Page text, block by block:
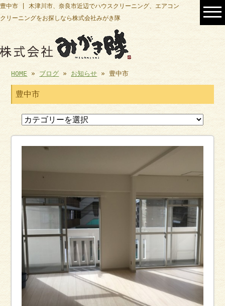
豊中市 | 木津川市、奈良市近辺でハウスクリーニング、エアコン
クリーニングをお探しなら株式会社みがき隊
HOME » ブログ » お知らせ » 豊中市
豊中市